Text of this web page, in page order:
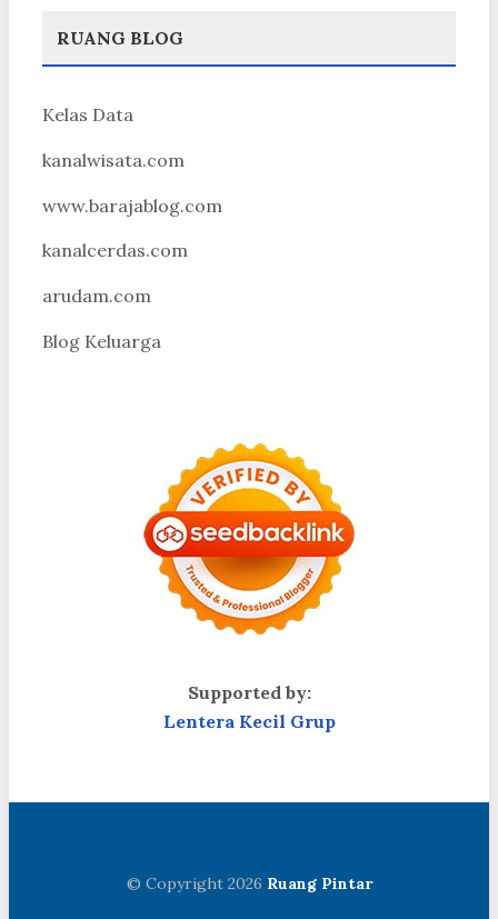
RUANG BLOG
Kelas Data
kanalwisata.com
www.barajablog.com
kanalcerdas.com
arudam.com
Blog Keluarga
Supported by:
Lentera Kecil Grup
© Copyright 2026 Ruang Pintar